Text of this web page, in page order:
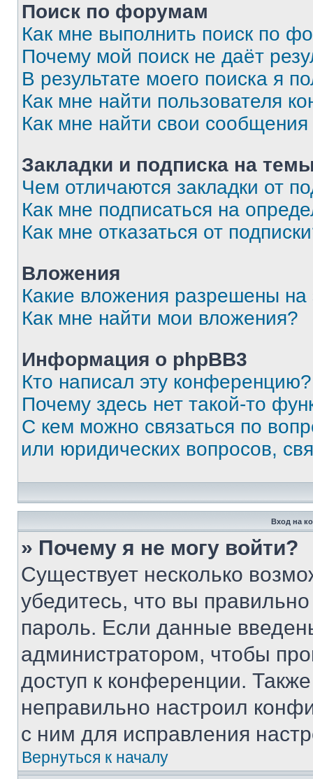
Поиск по форумам
Как мне выполнить поиск по
Почему мой поиск не даёт
В результате моего поиска я
Как мне найти пользователя
Как мне найти свои
Закладки и подписка на
Чем отличаются закладки от
Как мне подписаться на
Как мне отказаться от
Вложения
Какие вложения разрешены
Как мне найти мои вложения?
Информация о phpBB3
Кто написал эту конференцию?
Почему здесь нет такой-то
С кем можно связаться по
или юридических вопросов,
Вход на
» Почему я не могу войти?
Существует несколько
убедитесь, что вы
пароль. Если данные
администратором, чтобы
доступ к конференции.
неправильно настроил
с ним для исправления
Вернуться к началу